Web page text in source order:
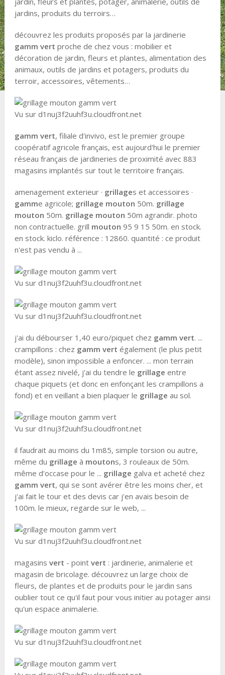
jardins, produits du terroirs…
découvrez les produits proposés par la jardinerie
gamm vert proche de chez vous : mobilier et
décoration de jardin, fleurs et plantes, alimentation des
animaux, outils de jardins et potagers, produits du
terroir, accessoires, vêtements…
Vu sur d1nuj3f2uuhf3u.cloudfront.net
gamm vert, filiale d'invivo, est le premier groupe
coopératif agricole français, est aujourd'hui le premier
réseau français de jardineries de proximité avec 883
magasins implantés sur tout le territoire français.
amenagement exterieur · grillages et accessoires ·
gamme agricole; grillage mouton 50m. grillage
mouton 50m. grillage mouton 50m agrandir. photo
non contractuelle. grill mouton 95 9 15 50m. en stock.
en stock. kiclo. référence : 12860. quantité : ce produit
n'est pas vendu à ...
Vu sur d1nuj3f2uuhf3u.cloudfront.net
Vu sur d1nuj3f2uuhf3u.cloudfront.net
j'ai du débourser 1,40 euro/piquet chez gamm vert. ...
crampillons : chez gamm vert également (le plus petit
modèle), sinon impossible a enfoncer. ... mon terrain
étant assez nivelé, j'ai du tendre le grillage entre
chaque piquets (et donc en enfonçant les crampillons a
fond) et en veillant a bien plaquer le grillage au sol.
Vu sur d1nuj3f2uuhf3u.cloudfront.net
il faudrait au moins du 1m85, simple torsion ou autre,
même du grillage à moutons, 3 rouleaux de 50m.
même d'occase pour le ... grillage galva et acheté chez
gamm vert, qui se sont avérer être les moins cher, et
j'ai fait le tour et des devis car j'en avais besoin de
100m. le mieux, regarde sur le web, ...
Vu sur d1nuj3f2uuhf3u.cloudfront.net
magasins vert - point vert : jardinerie, animalerie et
magasin de bricolage. découvrez un large choix de
fleurs, de plantes et de produits pour le jardin sans
oublier tout ce qu'il faut pour vous initier au potager ainsi
qu'un espace animalerie.
Vu sur d1nuj3f2uuhf3u.cloudfront.net